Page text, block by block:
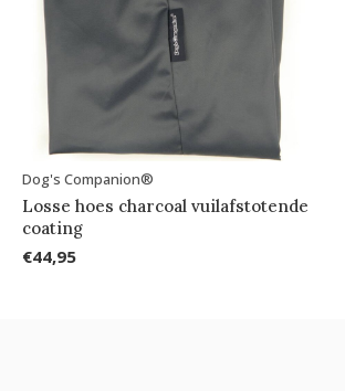
Dog's Companion®
Losse hoes charcoal vuilafstotende
coating
€44,95